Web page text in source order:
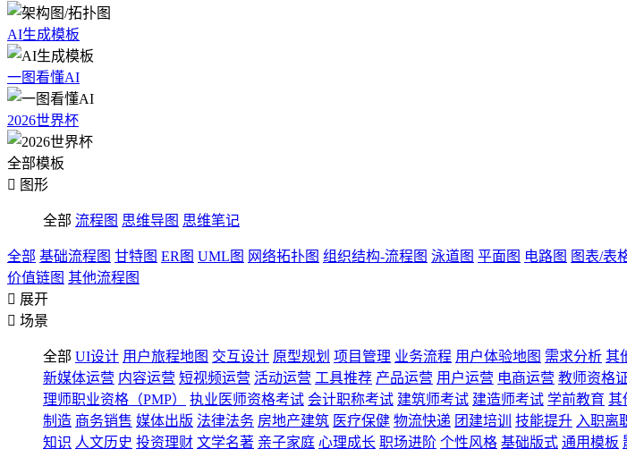
AI生成模板
一图看懂AI
2026世界杯
全部模板
 图形
全部 流程图 思维导图 思维笔记
全部 基础流程图 甘特图 ER图 UML图 网络拓扑图 组织结构-流程图 泳道图 平面图 电路图 图表/表
价值链图 其他流程图
 展开
 场景
全部 UI设计 用户旅程地图 交互设计 原型规划 项目管理 业务流程 用户体验地图 需求分析 其
新媒体运营 内容运营 短视频运营 活动运营 工具推荐 产品运营 用户运营 电商运营 教师资格
理师职业资格（PMP）
执业医师资格考试 会计职称考试 建筑师考试 建造师考试 学前教育 其
制造 商务销售 媒体出版 法律法务 房地产建筑 医疗保健 物流快递 团建培训 技能提升 入职离
知识 人文历史 投资理财 文学名著 亲子家庭 心理成长 职场进阶 个性风格 基础版式 通用模板